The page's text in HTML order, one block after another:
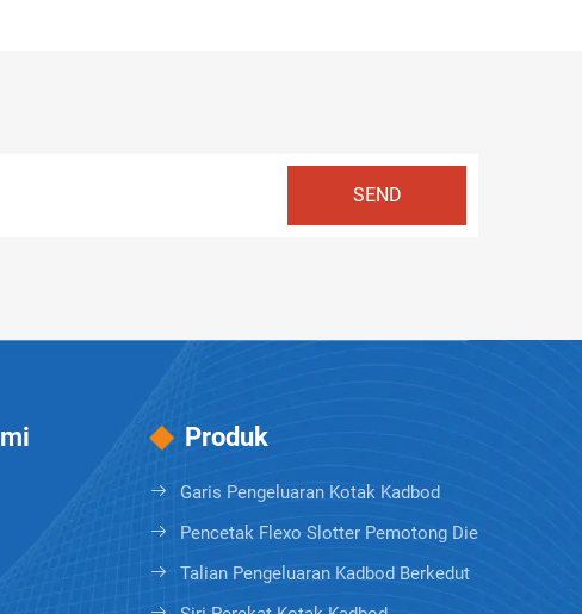
Produk
Garis Pengeluaran Kotak Kadbod
Pencetak Flexo Slotter Pemotong Die
Talian Pengeluaran Kadbod Berkedut